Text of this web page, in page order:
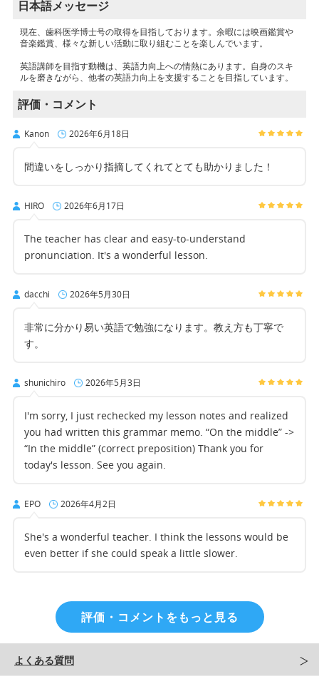
日本語メッセージ
現在、歯科医学博士号の取得を目指しております。余暇には映画鑑賞や
音楽鑑賞、様々な新しい活動に取り組むことを楽しんでいます。
英語講師を目指す動機は、英語力向上への情熱にあります。自身のスキ
ルを磨きながら、他者の英語力向上を支援することを目指しています。
評価・コメント
Kanon 2026年6月18日
間違いをしっかり指摘してくれてとても助かりました！
HIRO 2026年6月17日
The teacher has clear and easy-to-understand
pronunciation. It's a wonderful lesson.
dacchi 2026年5月30日
非常に分かり易い英語で勉強になります。教え方も丁寧で
す。
shunichiro 2026年5月3日
I'm sorry, I just rechecked my lesson notes and realized
you had written this grammar memo. “On the middle” ->
“In the middle” (correct preposition) Thank you for
today's lesson. See you again.
EPO 2026年4月2日
She's a wonderful teacher. I think the lessons would be
even better if she could speak a little slower.
評価・コメントをもっと見る
よくある質問